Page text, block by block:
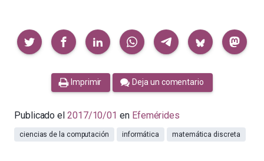
Compartir
Imprimir Deja un comentario
Publicado el 2017/10/01 en Efemérides
ciencias de la computación informática matemática discreta